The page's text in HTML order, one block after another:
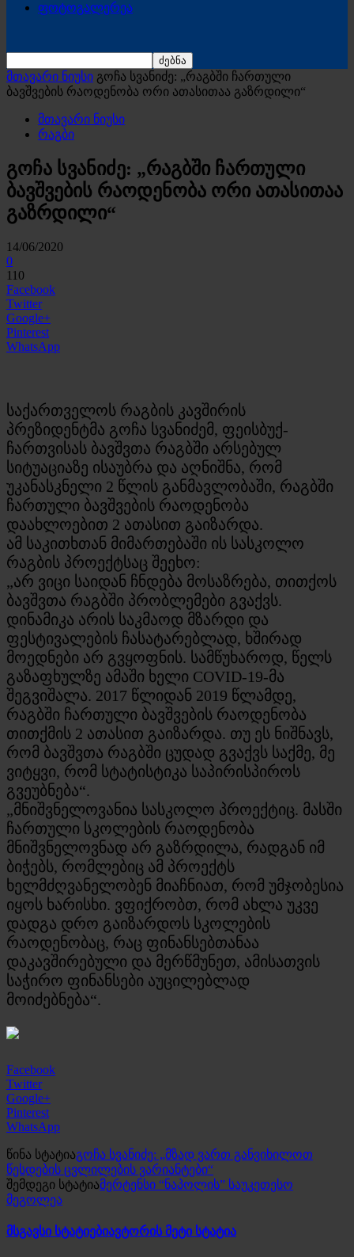
ფოტოგალერეა
მთავარი ნიუსი გოჩა სვანიძე: „რაგბში ჩართული
ბავშვების რაოდენობა ორი ათასითაა გაზრდილი“
მთავარი ნიუსი
რაგბი
გოჩა სვანიძე: „რაგბში ჩართული
ბავშვების რაოდენობა ორი ათასითაა
გაზრდილი“
14/06/2020
0
110
Facebook
Twitter
Google+
Pinterest
WhatsApp
საქართველოს რაგბის კავშირის
პრეზიდენტმა გოჩა სვანიძემ, ფეისბუქ-
ჩართვისას ბავშვთა რაგბში არსებულ
სიტუაციაზე ისაუბრა და აღნიშნა, რომ
უკანასკნელი 2 წლის განმავლობაში, რაგბში
ჩართული ბავშვების რაოდენობა
დაახლოებით 2 ათასით გაიზარდა.
ამ საკითხთან მიმართებაში ის სასკოლო
რაგბის პროექტსაც შეეხო:
„არ ვიცი საიდან ჩნდება მოსაზრება, თითქოს
ბავშვთა რაგბში პრობლემები გვაქვს.
დინამიკა არის საკმაოდ მზარდი და
ფესტივალების ჩასატარებლად, ხშირად
მოედნები არ გვყოფნის. სამწუხაროდ, წელს
გაზაფხულზე ამაში ხელი COVID-19-მა
შეგვიშალა. 2017 წლიდან 2019 წლამდე,
რაგბში ჩართული ბავშვების რაოდენობა
თითქმის 2 ათასით გაიზარდა. თუ ეს ნიშნავს,
რომ ბავშვთა რაგბში ცუდად გვაქვს საქმე, მე
ვიტყვი, რომ სტატისტიკა საპირისპიროს
გვეუბნება“.
„მნიშვნელოვანია სასკოლო პროექტიც. მასში
ჩართული სკოლების რაოდენობა
მნიშვნელოვნად არ გაზრდილა, რადგან იმ
ბიჭებს, რომლებიც ამ პროექტს
ხელმძღვანელობენ მიაჩნიათ, რომ უმჯობესია
იყოს ხარისხი. ვფიქრობთ, რომ ახლა უკვე
დადგა დრო გაიზარდოს სკოლების
რაოდენობაც, რაც ფინანსებთანაა
დაკავშირებული და მერწმუნეთ, ამისათვის
საჭირო ფინანსები აუცილებლად
მოიძებნება“.
Facebook
Twitter
Google+
Pinterest
WhatsApp
წინა სტატიაგოჩა სვანიძე: „მზად ვართ განვიხილოთ
წესდების ცვლილების ვარიანტები“
შემდეგი სტატიამერტენსი “ნაპოლის” საუკეთესო
მეგოლეა
მსგავსი სტატიებიავტორის მეტი სტატია